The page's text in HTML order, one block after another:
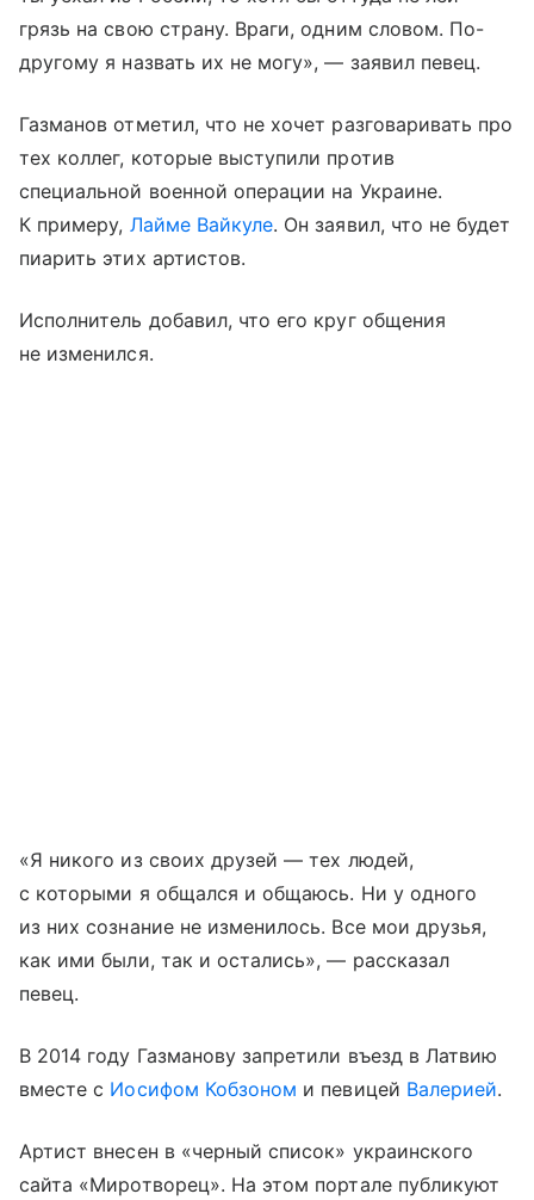
грязь на свою страну. Враги, одним словом. По-
другому я назвать их не могу», — заявил певец.
Газманов отметил, что не хочет разговаривать про
тех коллег, которые выступили против
специальной военной операции на Украине.
К примеру, Лайме Вайкуле. Он заявил, что не будет
пиарить этих артистов.
Исполнитель добавил, что его круг общения
не изменился.
«Я никого из своих друзей — тех людей,
с которыми я общался и общаюсь. Ни у одного
из них сознание не изменилось. Все мои друзья,
как ими были, так и остались», — рассказал
певец.
В 2014 году Газманову запретили въезд в Латвию
вместе с Иосифом Кобзоном и певицей Валерией.
Артист внесен в «черный список» украинского
сайта «Миротворец». На этом портале публикуют